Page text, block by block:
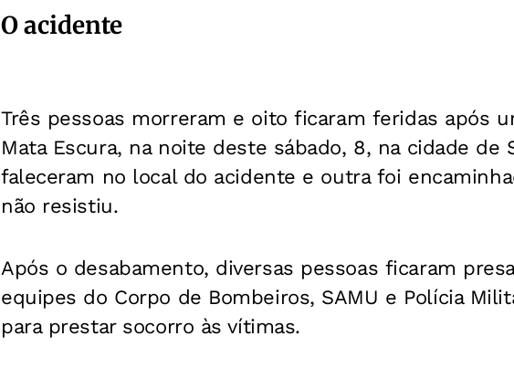
O acidente
Três pessoas morreram e oito ficaram feridas após
Mata Escura, na noite deste sábado, 8, na cidade de
faleceram no local do acidente e outra foi
não resistiu.
Após o desabamento, diversas pessoas ficaram
equipes do Corpo de Bombeiros, SAMU e Polícia
para prestar socorro às vítimas.